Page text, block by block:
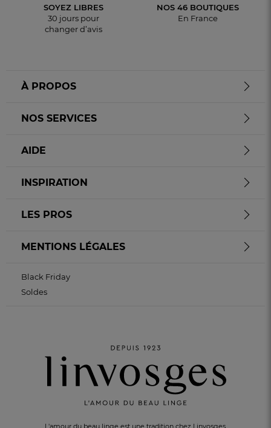
SOYEZ LIBRES
30 jours pour
changer d’avis
NOS 46 BOUTIQUES
En France
L'amour du beau linge est une tradition chez Linvosges.
À PROPOS
NOS SERVICES
AIDE
INSPIRATION
LES PROS
MENTIONS LÉGALES
Black Friday
Soldes